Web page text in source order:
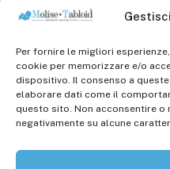
Per fornire le migliori
cookie per memorizzare e/o
dispositivo. Il consenso a
elaborare dati come il
questo sito. Non acconsentire
negativamente su alcune
Tel.+39 3333169466
Scrivici a:
info@molisetabloid.it
Disclaimer